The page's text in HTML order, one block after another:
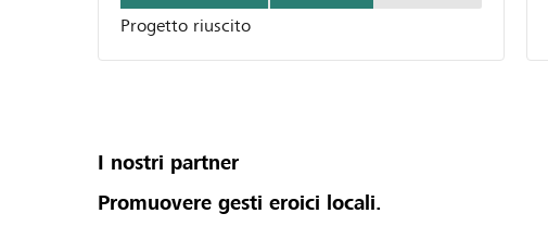
Progetto riuscito
I nostri partner
Promuovere gesti eroici locali.